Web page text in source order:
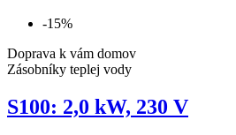
-15%
Doprava k vám domov
Zásobníky teplej vody
S100: 2,0 kW, 230 V